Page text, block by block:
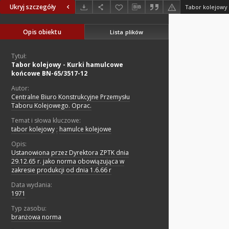
Ukryj szczegóły
Opis obiektu Lista plików
Tytuł:
Tabor kolejowy - Kurki hamulcowe
końcowe BN-65/3517-12
Autor:
Centralne Biuro Konstrukcyjne Przemysłu
Taboru Kolejowego. Oprac.
Temat i słowa kluczowe:
tabor kolejowy ; hamulce kolejowe
Opis:
Ustanowiona przez Dyrektora ZPTK dnia
29.12.65 r. jako norma obowiązująca w
zakresie produkcji od dnia 1.6.66 r
Data wydania:
1971
Typ zasobu:
branżowa norma